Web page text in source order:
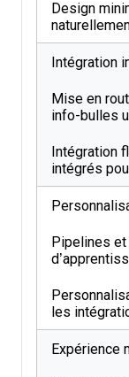
Design
Intégration
Mise en
info-bulles
Intégration
intégrés
Pipelines
les
Expérience